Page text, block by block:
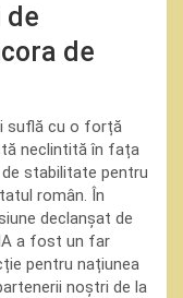
de
de
suflă cu o forță
neclintită în fața
stabilitate pentru
român. În
declanșat de
a fost un far
pentru națiunea
noștri de la